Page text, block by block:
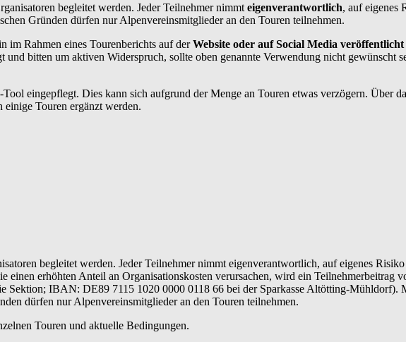
begleitet werden. Jeder Teilnehmer nimmt eigenverantwortlich, auf eigenes
Gründen dürfen nur Alpenvereinsmitglieder an den Touren teilnehmen.
im Rahmen eines Tourenberichts auf derWebsite oder auf Social Media veröffentlicht
bitten um aktiven Widerspruch, sollte oben genannte Verwendung nicht gewünscht
eingepflegt. Dies kann sich aufgrund der Menge an Touren etwas verzögern. Über
Touren ergänzt werden.
begleitet werden. Jeder Teilnehmer nimmt eigenverantwortlich, auf eigenes
erhöhten Anteil an Organisationskosten verursachen, wird ein Teilnehmerbeitrag
Sektion; IBAN: DE89 7115 1020 0000 0118 66 bei der Sparkasse Altötting-Mühldorf).
dürfen nur Alpenvereinsmitglieder an den Touren teilnehmen.
Touren und aktuelle Bedingungen.